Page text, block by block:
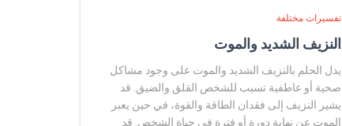
تفسيرات مختلفة
النزيف الشديد والموت
يدل الحلم بالنزيف الشديد والموت على وجود مشاكل
صحية أو عاطفية تسبب للشخص القلق والضيق. قد
يشير النزيف إلى فقدان الطاقة والقوة، في حين يعبر
الموت عن نهاية دورة أو فترة في حياة الشخص. قد